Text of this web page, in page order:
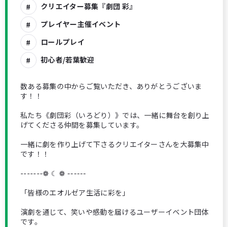
クリエイター募集『劇団 彩』
プレイヤー主催イベント
ロールプレイ
初心者/若葉歓迎
数ある募集の中からご覧いただき、ありがとうございま
す！！
私たち《劇団彩（いろどり）》では、一緒に舞台を創り上
げてくださる仲間を募集しています。
一緒に劇を作り上げて下さるクリエイターさんを大募集中
です！！
-------❁ ☾ ❁ ------
「皆様のエオルゼア生活に彩を」
演劇を通じて、笑いや感動を届けるユーザーイベント団体
です。